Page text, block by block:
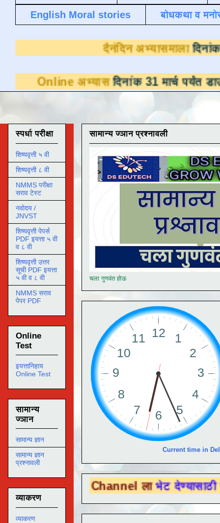
English Moral stories
बोधकथा व
दैनंदिन
दिनांक 31 मार्च पर्यंत डाउनलोडसाठी
सामान्य ज्ञान प्रश्नावली
चला गुणवंत होऊ
Current time in
Channel ला भेट देण्यासाठी येथे क्लिक करा .
स्पर्धा परीक्षा
शिष्यवृत्ती ५ वी
शिष्यवृत्ती ८ वी
NMMS परीक्षा
सराव टेस्ट
नवोदय /
JNVST
शिष्यवृत्ती पेपर्स
PDF इयत्ता ५ वी
व ८ वी
शिष्यवृत्ती उत्तर
सूची PDF इयत्ता
५ वी व ८ वी
NMMS सराव
पेपर PDF
Online
Test
इयत्तानिहाय
Online Test
सामान्य
ज्ञान
सामान्य ज्ञान
सामान्य ज्ञान
प्रश्नावली
व्याकरण
व्याकरण